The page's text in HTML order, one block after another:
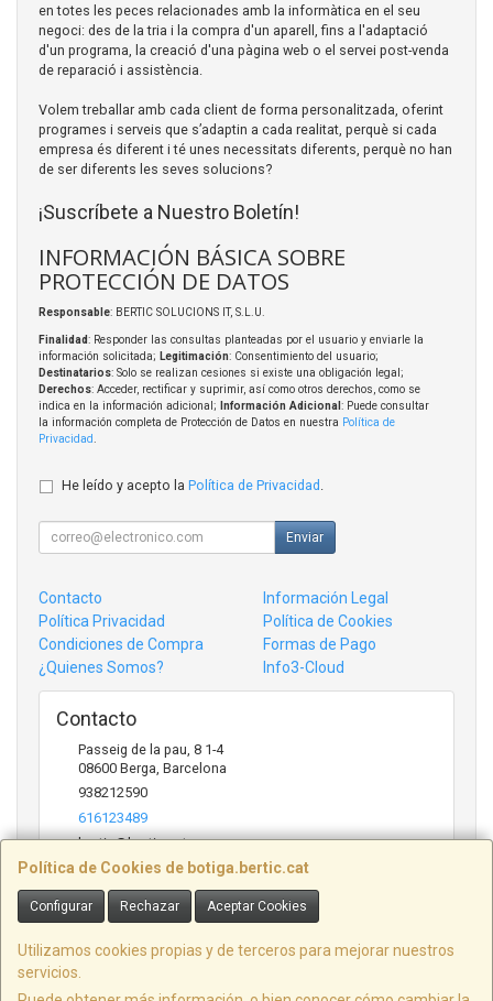
Política de Cookies de botiga.bertic.cat
Configurar Rechazar Aceptar Cookies
Utilizamos cookies propias y de terceros para mejorar nuestros
servicios.
en totes les peces relacionades amb la informàtica en el seu
negoci: des de la tria i la compra d'un aparell, fins a l'adaptació
d'un programa, la creació d'una pàgina web o el servei post-venda
de reparació i assistència.
Volem treballar amb cada client de forma personalitzada, oferint
programes i serveis que s’adaptin a cada realitat, perquè si cada
empresa és diferent i té unes necessitats diferents, perquè no han
de ser diferents les seves solucions?
¡Suscríbete a Nuestro Boletín!
INFORMACIÓN BÁSICA SOBRE
PROTECCIÓN DE DATOS
Responsable: BERTIC SOLUCIONS IT, S.L.U.
Finalidad: Responder las consultas planteadas por el usuario y enviarle la
información solicitada; Legitimación: Consentimiento del usuario;
Destinatarios: Solo se realizan cesiones si existe una obligación legal;
Derechos: Acceder, rectificar y suprimir, así como otros derechos, como se
indica en la información adicional;
Información Adicional : Puede consultar
la información completa de Protección de Datos en nuestra Política de
Privacidad
He leído y acepto la Política de Privacidad
Enviar
Contacto
Información Legal
Política Privacidad
Política de Cookies
Condiciones de Compra
Formas de Pago
¿Quienes Somos?
Info3-Cloud
Contacto
Passeig de la pau, 8 1-4
08600 Berga Barcelona
938212590
616123489
bertic@bertic.cat
Horario
Lunes a Viernes (9h-14h | 15h-18h)